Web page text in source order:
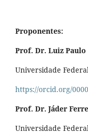
Proponentes:
Prof. Dr. Luiz
Universidade
https://orcid.org/
Prof. Dr. Jáder
Universidade